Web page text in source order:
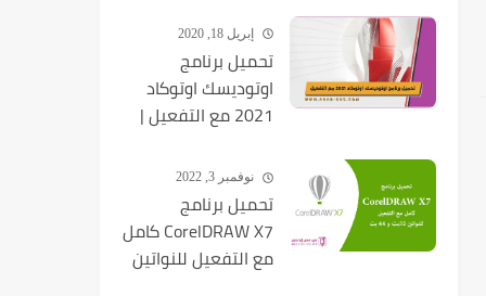
إبريل 18, 2020
تحميل برنامج
اوتوديسك اوتوكاد
2021 مع التفعيل |
نوفمبر 3, 2022
تحميل برنامج
CorelDRAW X7 كامل
مع التفعيل للنواتين